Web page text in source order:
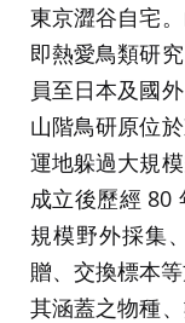
東京澀谷自宅
即熱愛鳥類研
員至日本及國
山階鳥研原位
運地躲過大規
成立後歷經 80
規模野外採集
贈、交換標本
其涵蓋之物種